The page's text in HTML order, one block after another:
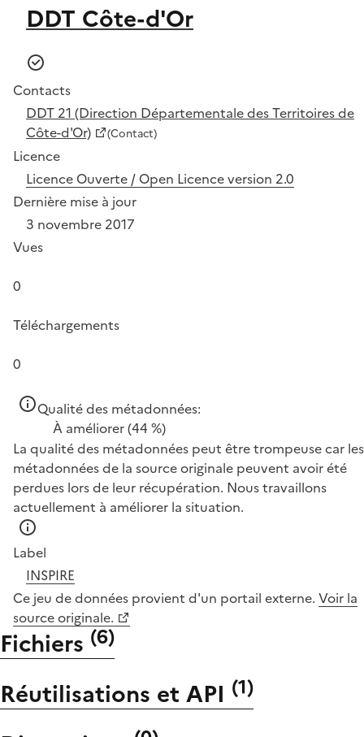
DDT Côte-d'Or
Contacts
DDT 21 (Direction Départementale des Territoires de
Côte-d'Or)
(Contact)
Licence
Licence Ouverte / Open Licence version 2.0
Dernière mise à jour
3 novembre 2017
Vues
0
Téléchargements
0
Qualité des métadonnées:
À améliorer(44 %)
La qualité des métadonnées peut être trompeuse car les
métadonnées de la source originale peuvent avoir été
perdues lors de leur récupération. Nous travaillons
actuellement à améliorer la situation.
Label
INSPIRE
Ce jeu de données provient d'un portail externe. Voir la
source originale.
Fichiers (6)
Réutilisations et API (1)